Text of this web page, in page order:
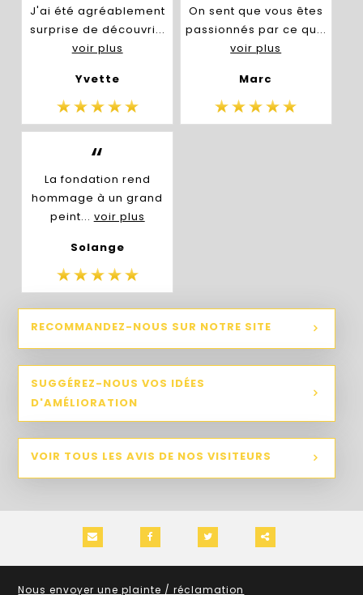
J'ai été agréablement
surprise de découvri...
voir plus
Yvette
On sent que vous êtes
passionnés par ce qu...
voir plus
Marc
“
La fondation rend
hommage à un grand
peint... voir plus
Solange
RECOMMANDEZ-NOUS SUR NOTRE SITE
SUGGÉREZ-NOUS VOS IDÉES
D'AMÉLIORATION
VOIR TOUS LES AVIS DE NOS VISITEURS
Nous envoyer une plainte / réclamation